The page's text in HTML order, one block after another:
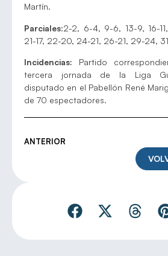
Martín.
Parciales:2-2, 6-4, 9-6, 13-9, 16-
21-17, 22-20, 24-21, 26-21, 29-24,
Incidencias: Partido
tercera jornada de la Liga
disputado en el Pabellón René
de 70 espectadores.
ANTERIOR